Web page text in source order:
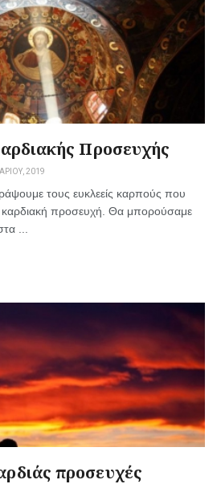
Προσευχής
2019
τους ευκλεείς καρπούς που
καρδιακή προσευχή. Θα μπορούσαμε
...
προσευχές